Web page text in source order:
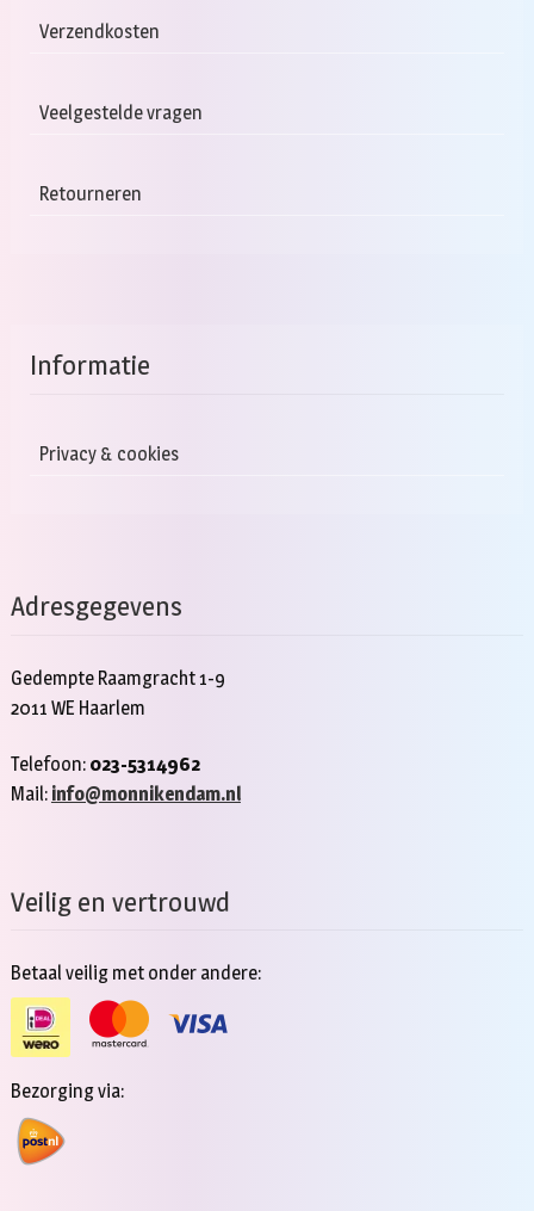
Verzendkosten
Veelgestelde vragen
Retourneren
Informatie
Privacy & cookies
Adresgegevens
Gedempte Raamgracht 1-9
2011 WE Haarlem
Telefoon: 023-5314962
Mail: info@monnikendam.nl
Veilig en vertrouwd
Betaal veilig met onder andere:
Bezorging via: